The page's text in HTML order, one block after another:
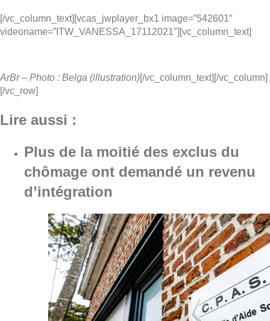
[/vc_column_text][vcas_jwplayer_bx1 image=”542601″
videoname=”ITW_VANESSA_17112021″][vc_column_text]
ArBr – Photo : Belga (illustration) [/vc_column_text][/vc_column]
[/vc_row]
Lire aussi :
Plus de la moitié des exclus du
chômage ont demandé un revenu
d’intégration